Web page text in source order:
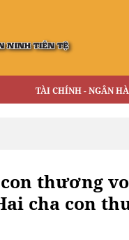
TÀI CHÍNH - NGÂN
thương
cha con